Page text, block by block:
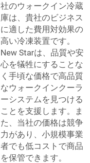
社のウォークイン冷蔵
庫は、貴社のビジネス
に適した費用対効果の
高い冷凍装置です。
New Starは、品質や安
心を犠牲にすることな
く手頃な価格で高品質
なウォークインクーラ
ーシステムを見つける
ことを支援します。ま
た、当社の価格は競争
力があり、小規模事業
者でも低コストで商品
を保管できます。